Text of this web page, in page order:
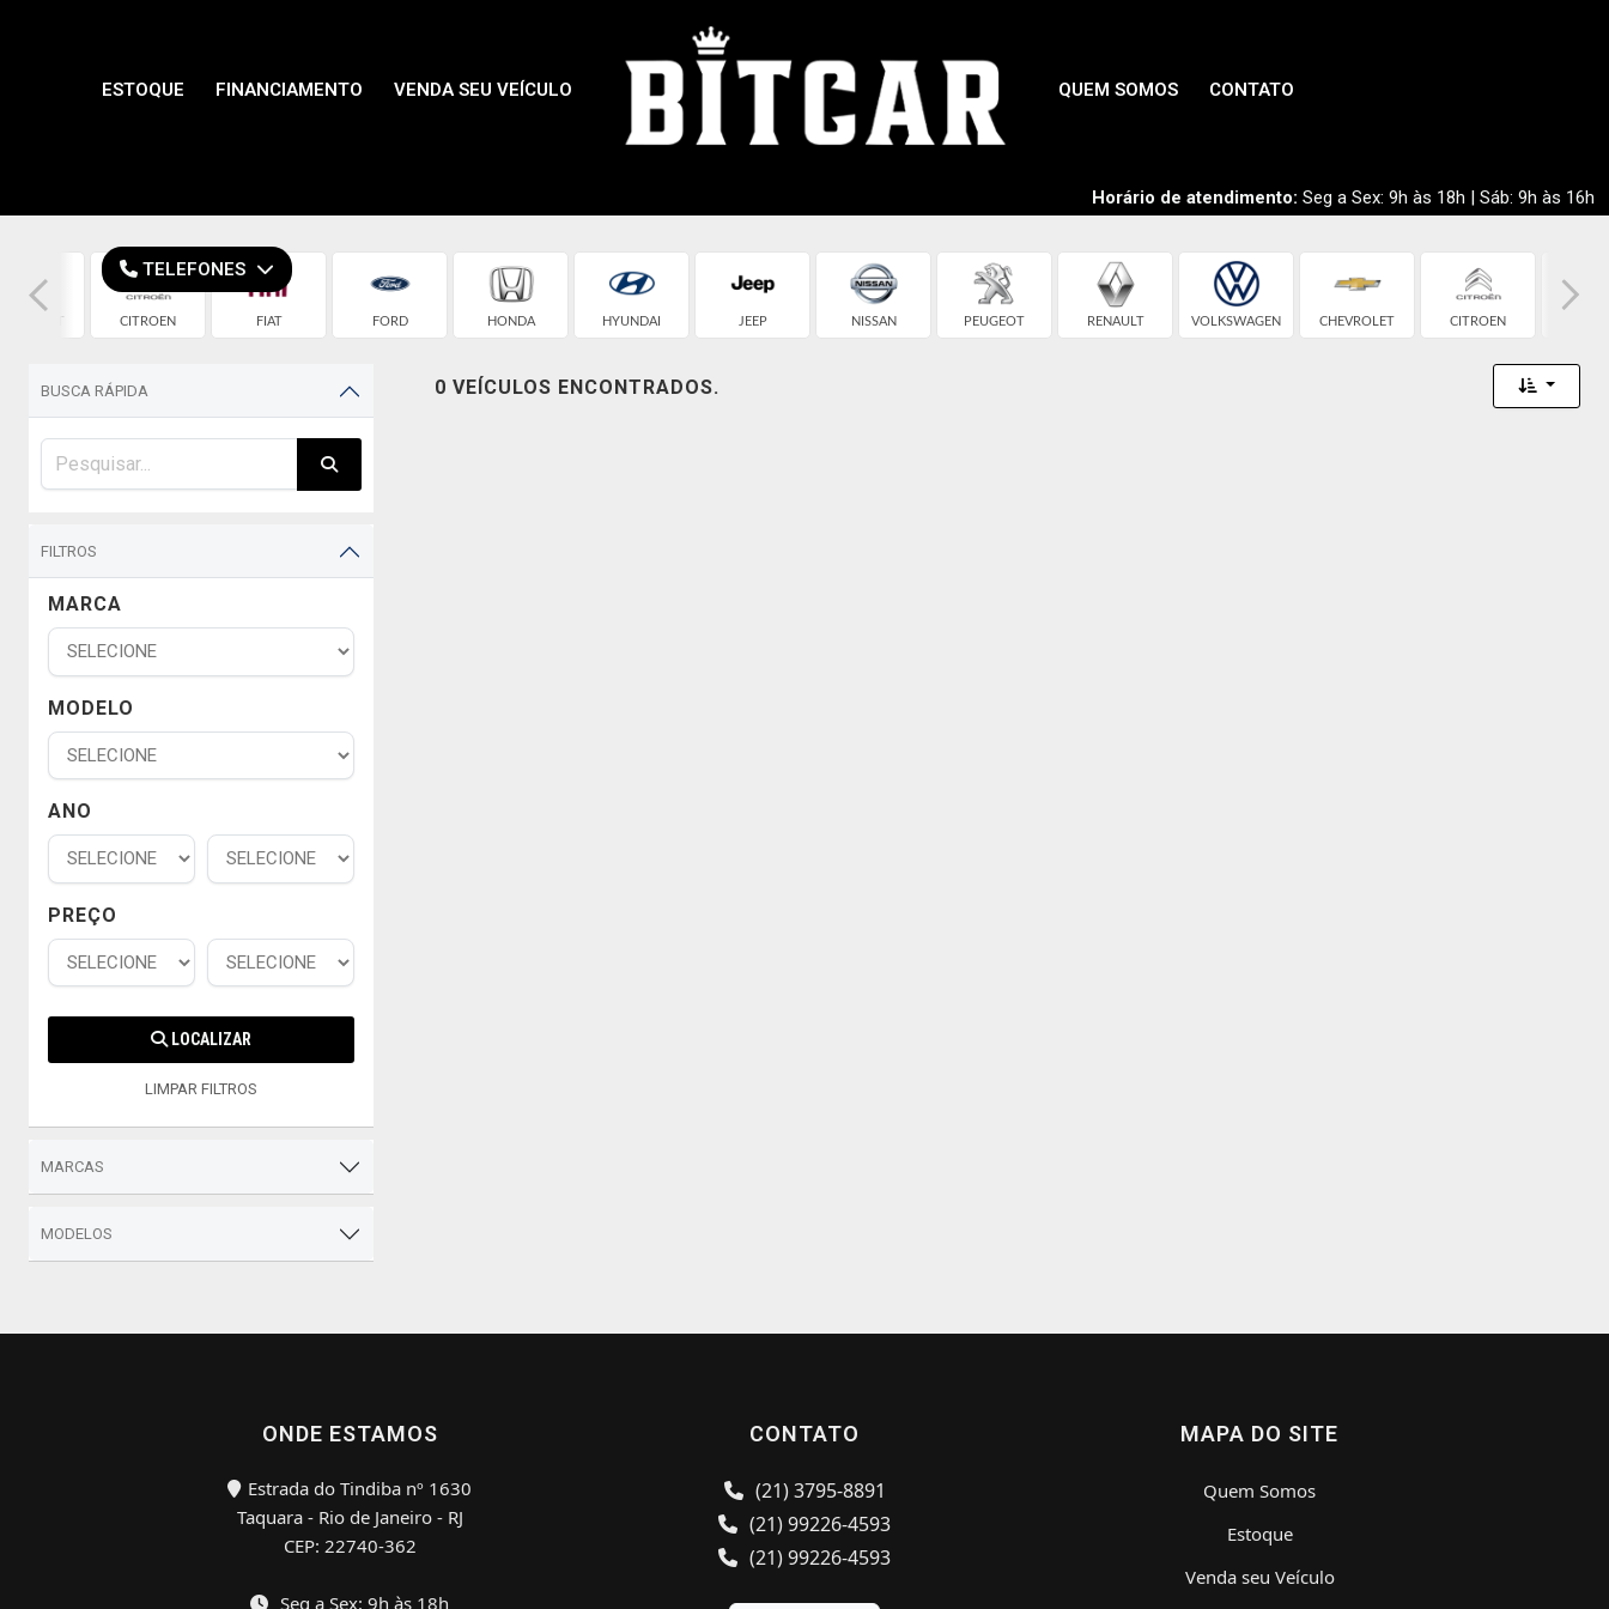
ESTOQUE FINANCIAMENTO VENDA SEU VEÍCULO QUEM SOMOS CONTATO
TELEFONES
Horário de atendimento: Seg a Sex: 9h às 18h | Sáb: 9h às 16h
CITROEN FIAT FORD HONDA HYUNDAI JEEP NISSAN PEUGEOT RENAULT VOLKSWAGEN CHEVROLET CITROEN
BUSCA RÁPIDA
FILTROS
MARCA
MODELO
ANO
PREÇO
LOCALIZAR
LIMPAR FILTROS
MARCAS
MODELOS
0 VEÍCULOS ENCONTRADOS. Toggle
ONDE ESTAMOS
Estrada do Tindiba nº 1630
Taquara - Rio de Janeiro - RJ
CEP: 22740-362
Seg a Sex: 9h às 18h
CONTATO
(21) 3795-8891
(21) 99226-4593
(21) 99226-4593
MAPA DO SITE
Quem Somos
Estoque
Venda seu Veículo